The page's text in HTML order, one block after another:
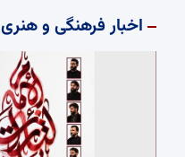
اخبار فرهنگی و هنری